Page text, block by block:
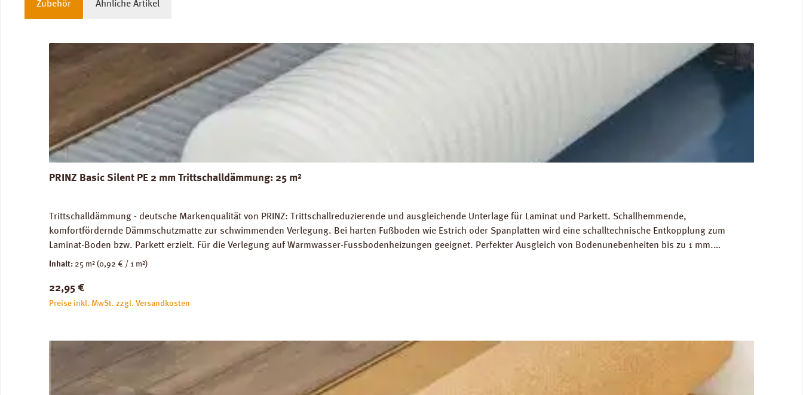
Zubehör Ähnliche Artikel
PRINZ Basic Silent PE 2 mm Trittschalldämmung: 25 m²
Trittschalldämmung - deutsche Markenqualität von PRINZ: Trittschallreduzierende und ausgleichende Unterlage für Laminat und Parkett. Schallhemmende,
komfortfördernde Dämmschutzmatte zur schwimmenden Verlegung. Bei harten Fußboden wie Estrich oder Spanplatten wird eine schalltechnische Entkopplung zum
Laminat-Boden bzw. Parkett erzielt. Für die Verlegung auf Warmwasser-Fussbodenheizungen geeignet. Perfekter Ausgleich von Bodenunebenheiten bis zu 1 mm.
Abmessungen: Breite 100 cm, Länge 25 m: 1 Rolle = 25 m² Trittschall-Verbesserung: 16 dB (ISO 140-8). Dichte: 25 kg/m³. FCKW- und HFCKW-frei. Ökologisch
Inhalt: 25 m² (0,92 € / 1 m²)
Regulärer Preis:
22,95 €
Preise inkl. MwSt. zzgl. Versandkosten